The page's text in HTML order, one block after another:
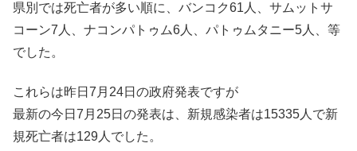
県別では死亡者が多い順に、バンコク61人、サムットサ
コーン7人、ナコンパトゥム6人、パトゥムタニー5人、等
でした。
これらは昨日7月24日の政府発表ですが
最新の今日7月25日の発表は、新規感染者は15335人で新
規死亡者は129人でした。